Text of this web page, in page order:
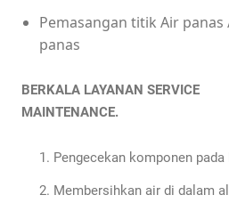
Pemasangan titik Air
panas
BERKALA LAYANAN SERVICE
Pengecekan komponen
Membersihkan air di dalam